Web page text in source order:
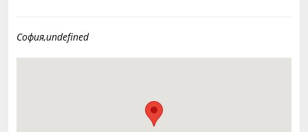
София,undefined